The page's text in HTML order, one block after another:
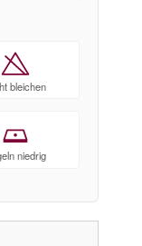
bleichen
niedrig